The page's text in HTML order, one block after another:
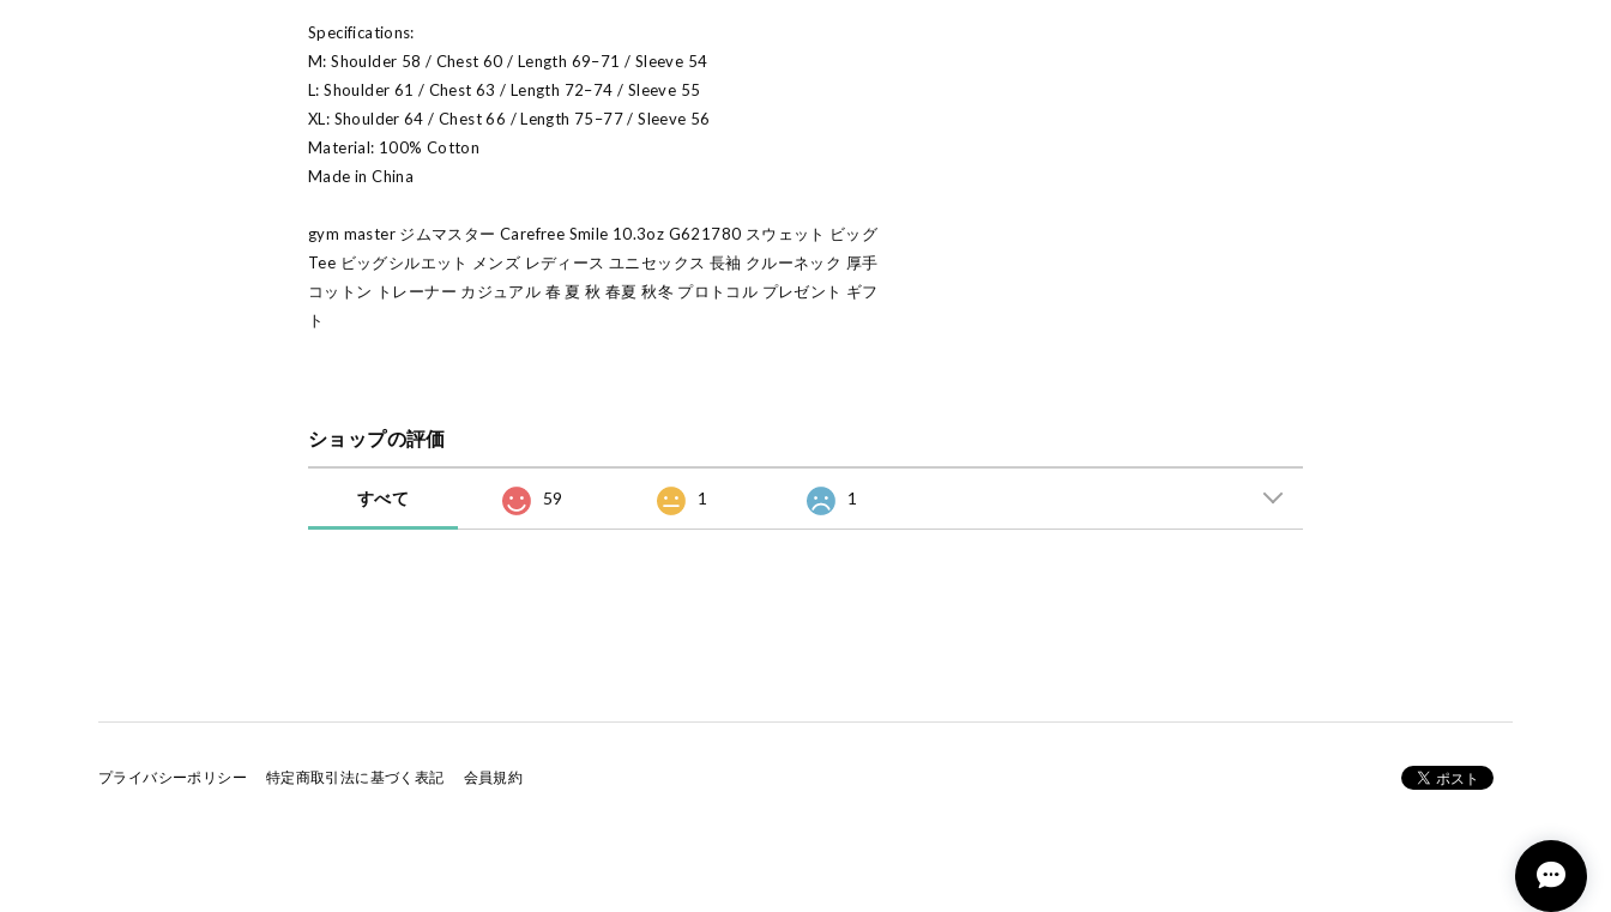
Specifications:
M: Shoulder 58 / Chest 60 / Length 69–71 / Sleeve 54
L: Shoulder 61 / Chest 63 / Length 72–74 / Sleeve 55
XL: Shoulder 64 / Chest 66 / Length 75–77 / Sleeve 56
Material: 100% Cotton
Made in China
gym master ジムマスター Carefree Smile 10.3oz G621780 スウェット ビッグ
Tee ビッグシルエット メンズ レディース ユニセックス 長袖 クルーネック 厚手
コットン トレーナー カジュアル 春 夏 秋 春夏 秋冬 プロトコル プレゼント ギフ
ト
ショップの評価
すべて 59 1 1
プライバシーポリシー 特定商取引法に基づく表記 会員規約